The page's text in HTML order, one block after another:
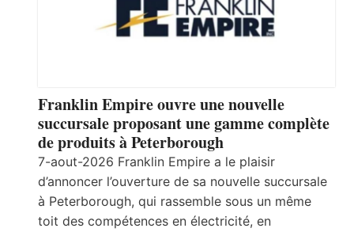
Franklin Empire ouvre une nouvelle
succursale proposant une gamme complète
de produits à Peterborough
7-aout-2026 Franklin Empire a le plaisir
d’annoncer l’ouverture de sa nouvelle succursale
à Peterborough, qui rassemble sous un même
toit des compétences en électricité, en